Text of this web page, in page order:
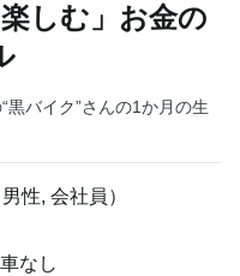
しむ」お金の
バイク”さんの1か月の生
男性, 会社員 ）
車なし